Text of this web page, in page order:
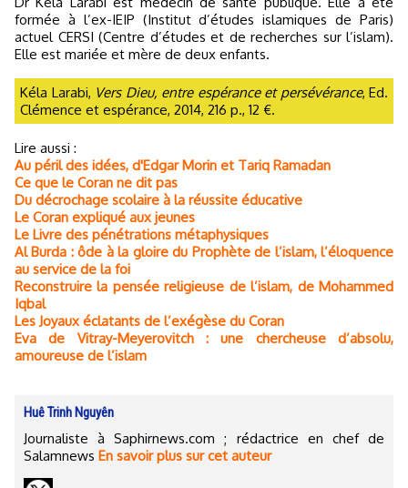
formée à l’ex-IEIP (Institut d’études islamiques de Paris)
actuel CERSI (Centre d’études et de recherches sur l’islam).
Elle est mariée et mère de deux enfants.
Kéla Larabi, Vers Dieu, entre espérance et persévérance, Ed.
Clémence et espérance, 2014, 216 p., 12 €.
Lire aussi :
Au péril des idées, d'Edgar Morin et Tariq Ramadan
Ce que le Coran ne dit pas
Du décrochage scolaire à la réussite éducative
Le Coran expliqué aux jeunes
Le Livre des pénétrations métaphysiques
Al Burda : ôde à la gloire du Prophète de l’islam, l’éloquence
au service de la foi
Reconstruire la pensée religieuse de l’islam, de Mohammed
Iqbal
Les Joyaux éclatants de l’exégèse du Coran
Eva de Vitray-Meyerovitch : une chercheuse d’absolu,
amoureuse de l’islam
Huê Trinh Nguyên
Journaliste à Saphirnews.com ; rédactrice en chef de
Salamnews En savoir plus sur cet auteur